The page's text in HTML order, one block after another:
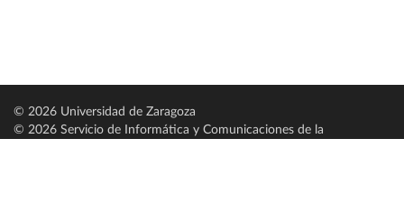
© 2026 Universidad de Zaragoza
© 2026 Servicio de Informática y Comunicaciones de la